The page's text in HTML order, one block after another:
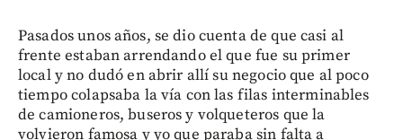
Pasados unos años, se dio cuenta de que casi al
frente estaban arrendando el que fue su primer
local y no dudó en abrir allí su negocio que al poco
tiempo colapsaba la vía con las filas interminables
de camioneros, buseros y volqueteros que la
volvieron famosa y yo que paraba sin falta a